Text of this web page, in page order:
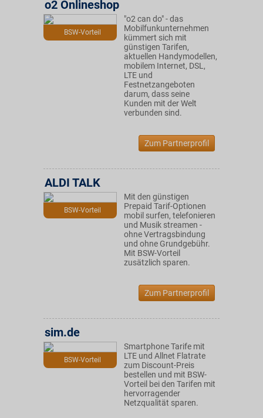
BSW-Vorteil
o2 Onlineshop
"o2 can do" - das
Mobilfunkunternehmen
kümmert sich mit
günstigen Tarifen,
aktuellen Handymodellen,
mobilem Internet, DSL,
LTE und
Festnetzangeboten
darum, dass seine
Kunden mit der Welt
verbunden sind.
Zum Partnerprofil
BSW-Vorteil
ALDI TALK
Mit den günstigen
Prepaid Tarif-Optionen
mobil surfen, telefonieren
und Musik streamen -
ohne Vertragsbindung
und ohne Grundgebühr.
Mit BSW-Vorteil
zusätzlich sparen.
Zum Partnerprofil
BSW-Vorteil
sim.de
Smartphone Tarife mit
LTE und Allnet Flatrate
zum Discount-Preis
bestellen und mit BSW-
Vorteil bei den Tarifen mit
hervorragender
Netzqualität sparen.